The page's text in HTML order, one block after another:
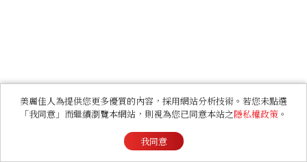
美麗佳人為提供您更多優質的內容，採用網站分析技術。若您未點選
「我同意」而繼續瀏覽本網站，則視為您已同意本站之隱私權政策 。
我同意